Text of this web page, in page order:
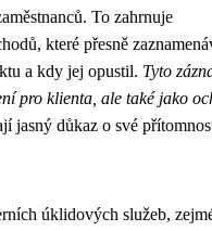
To zahrnuje
které přesně
a kdy jej opustil. Tyto
pro klienta, ale také jako
jasný důkaz o své
úklidových služeb,